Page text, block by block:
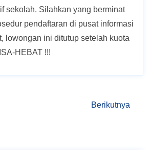
sekolah. Silahkan yang berminat
pendaftaran di pusat informasi
lowongan ini ditutup setelah kuota
HEBAT !!!
Berikutnya